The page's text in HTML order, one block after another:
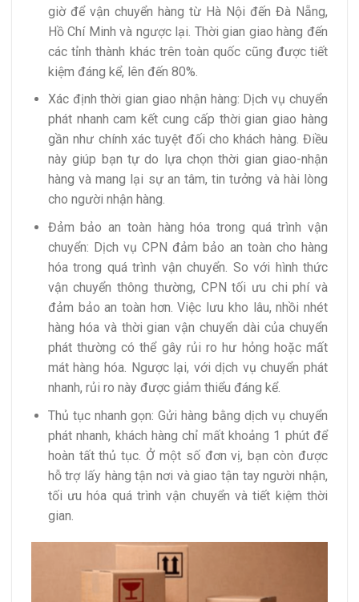
giờ để vận chuyển hàng từ Hà Nội đến Đà Nẵng,
Hồ Chí Minh và ngược lại. Thời gian giao hàng đến
các tỉnh thành khác trên toàn quốc cũng được tiết
kiệm đáng kể, lên đến 80%.
Xác định thời gian giao nhận hàng: Dịch vụ chuyển
phát nhanh cam kết cung cấp thời gian giao hàng
gần như chính xác tuyệt đối cho khách hàng. Điều
này giúp bạn tự do lựa chọn thời gian giao-nhận
hàng và mang lại sự an tâm, tin tưởng và hài lòng
cho người nhận hàng.
Đảm bảo an toàn hàng hóa trong quá trình vận
chuyển: Dịch vụ CPN đảm bảo an toàn cho hàng
hóa trong quá trình vận chuyển. So với hình thức
vận chuyển thông thường, CPN tối ưu chi phí và
đảm bảo an toàn hơn. Việc lưu kho lâu, nhồi nhét
hàng hóa và thời gian vận chuyển dài của chuyển
phát thường có thể gây rủi ro hư hỏng hoặc mất
mát hàng hóa. Ngược lại, với dịch vụ chuyển phát
nhanh, rủi ro này được giảm thiểu đáng kể.
Thủ tục nhanh gọn: Gửi hàng bằng dịch vụ chuyển
phát nhanh, khách hàng chỉ mất khoảng 1 phút để
hoàn tất thủ tục. Ở một số đơn vị, bạn còn được
hỗ trợ lấy hàng tận nơi và giao tận tay người nhận,
tối ưu hóa quá trình vận chuyển và tiết kiệm thời
gian.